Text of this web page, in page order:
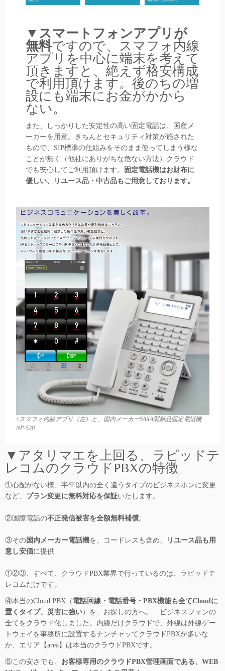
▼ スマートフォンアプリが
無料ですので、スマフォ内線
アプリを中心に端末を考えて
頂きますと、絶えず格安構成
で利用頂けます。後のちの増
設にも端末にお金がかから
ない。
また、しっかりした安定性の高い固定電話は、国産メ
ーカーを用意。きちんとセキュリティ対策が施された
もので、SIP標準の仕組みをそのまま使ってしまう様な
ことが無く（他社にありがちな危ない方法）クラウド
でも安心してご利用頂けます。
固定電話機はお財布に
優しい、リユース品・中古品もご用意しております。
↑スマフォ内線アプリ（左）と、国内メーカーSAXA製新品固定電話機
NP-520
▼アタリマエを上回る、ラピッドテ
レコムのクラウドPBXの特徴
①心配がない様、半年以内の全く違うタイプのビジネスホンに変更
など、 プラン変更に無料対応を保証いたします。
②国際電話の不正発信被害を全額無料補償。
③その国内メーカー電話機を、コードレスも含め、
リユース品も用
意し安価に提供
①②③、すべて、クラウドPBX業界で行っているのは、ラピッドテ
レコムだけです。
④本当のCloud PBX（ 電話回線・電話番号・PBX機能も全てCloudに
置くタイプ、災害に強い）を、お探しの方へ。 ビジネスフォンの
全てをクラウド化しました。内線だけクラウドで、外線は外線ゲー
トウェイを事務所に設置するナンチャッてクラウドPBXが多いな
か、エリア【area】は本当のクラウドPBXです。
⑤この安さでも、 お客様専用のクラウドPBX管理画面である、WEB